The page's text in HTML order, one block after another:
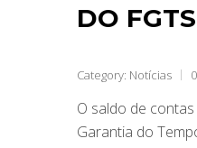
DO FGTS
Category: Notícias
O saldo de
Garantia do